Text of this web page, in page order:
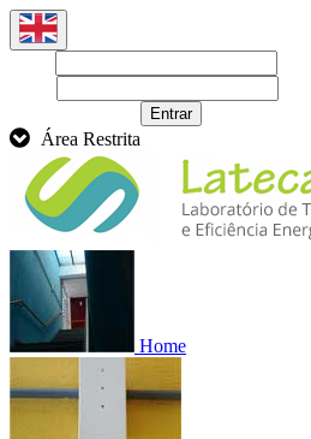
Entrar
Área Restrita
Home